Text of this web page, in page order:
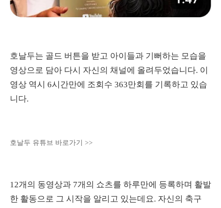
호날두는 골드 버튼을 받고 아이들과 기뻐하는 모습을
영상으로 담아 다시 자신의 채널에 올려두었습니다. 이
영상 역시 6시간만에 조회수 363만회를 기록하고 있습
니다.
호날두 유튜브 바로가기 >>
12개의 동영상과 7개의 쇼츠를 하루만에 등록하며 활발
한 활동으로 그 시작을 알리고 있는데요. 자신의 축구